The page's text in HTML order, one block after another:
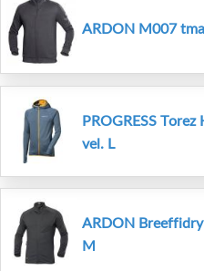
ARDON M007
PROGRESS
vel. L
ARDON
M